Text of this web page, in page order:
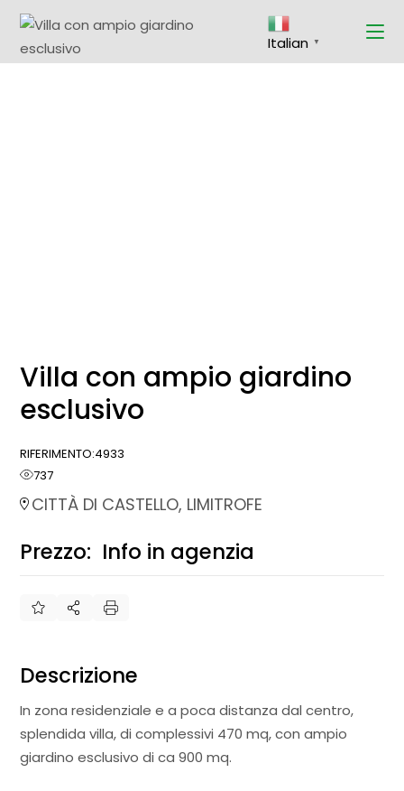
the
content Italian ▼
Villa con ampio giardino
esclusivo
RIFERIMENTO:4933
737
CITTÀ DI CASTELLO, LIMITROFE
Prezzo: Info in agenzia
Descrizione
In zona residenziale e a poca distanza dal centro,
splendida villa, di complessivi 470 mq, con ampio
giardino esclusivo di ca 900 mq.